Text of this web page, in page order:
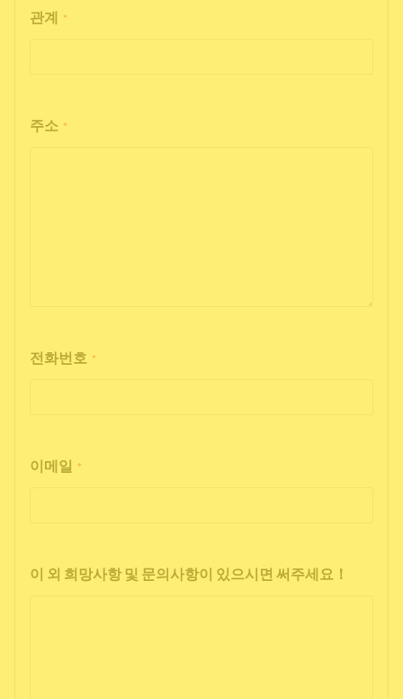
관계 *
주소 *
전화번호 *
이메일 *
이 외 희망사항 및 문의사항이 있으시면 써주세요！